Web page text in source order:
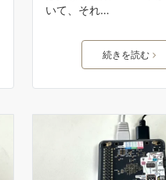
いて、それ…
続きを読む